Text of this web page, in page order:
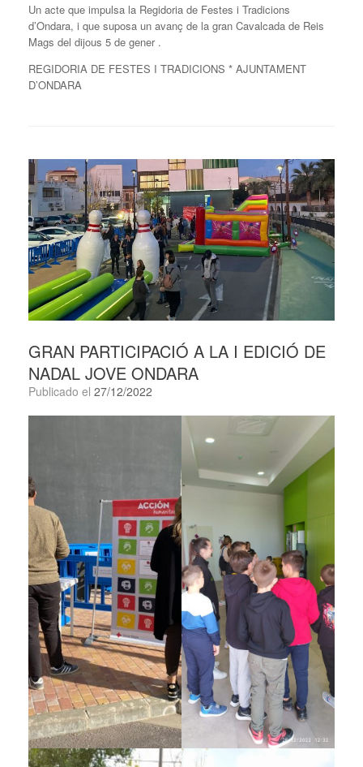
Un acte que impulsa la Regidoria de Festes i Tradicions
d’Ondara, i que suposa un avanç de la gran Cavalcada de Reis
Mags del dijous 5 de gener .
REGIDORIA DE FESTES I TRADICIONS * AJUNTAMENT
D’ONDARA
GRAN PARTICIPACIÓ A LA I EDICIÓ DE
NADAL JOVE ONDARA
Publicado el 27/12/2022